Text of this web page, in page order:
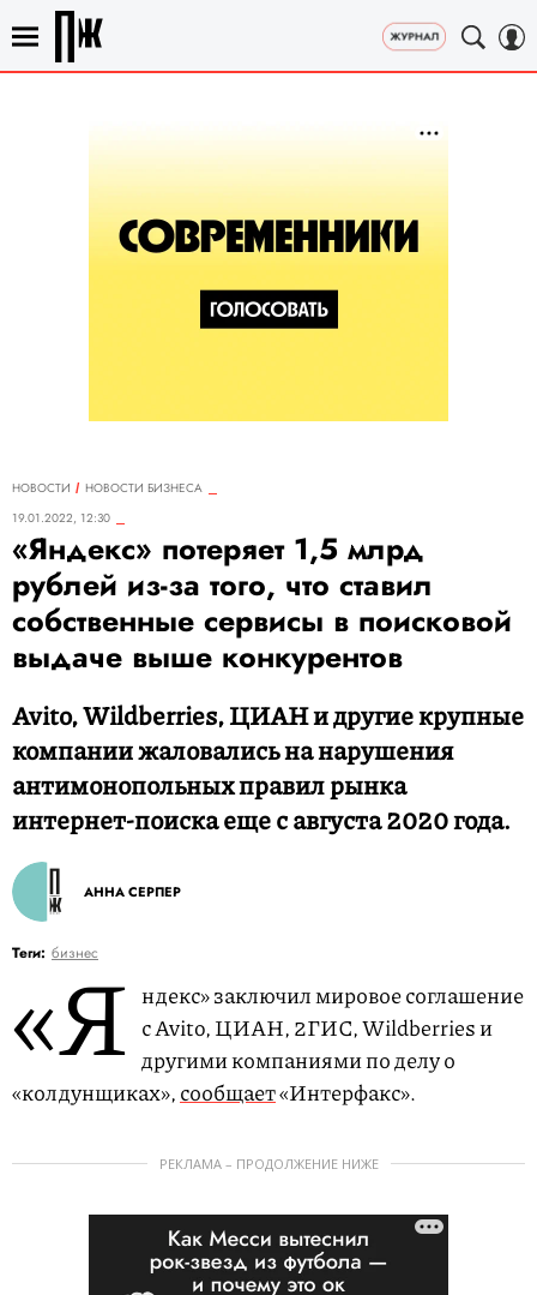
НОВОСТИ
НОВОСТИ БИЗНЕСА
19.01.2022, 12:30
«Яндекс» потеряет 1,5 млрд
рублей из-за того, что ставил
собственные сервисы в поисковой
выдаче выше конкурентов
Avito, Wildberries, ЦИАН и другие крупные
компании жаловались на нарушения
антимонопольных правил рынка
интернет-поиска еще с августа 2020 года.
АННА СЕРПЕР
Теги: бизнес
«Я ндекс» заключил мировое соглашение
с Avito, ЦИАН, 2ГИС, Wildberries и
другими компаниями по делу о
«колдунщиках»,сообщает«Интерфакс».
РЕКЛАМА – ПРОДОЛЖЕНИЕ НИЖЕ